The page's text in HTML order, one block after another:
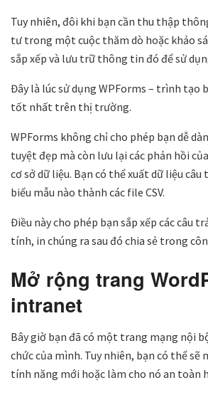
Tuy nhiên, đôi khi bạn cần thu thập
tư trong một cuộc thăm dò hoặc khảo
sắp xếp và lưu trữ thông tin đó để sử
Đây là lúc sử dụng WPForms – trình tạo
tốt nhất trên thị trường.
WPForms không chỉ cho phép bạn dễ
tuyệt đẹp mà còn lưu lại các phản hồi
cơ sở dữ liệu. Bạn có thể xuất dữ liệu
biểu mẫu nào thành các file CSV.
Điều này cho phép bạn sắp xếp các câu
tính, in chúng ra sau đó chia sẻ trong
Mở rộng trang
intranet
Bây giờ bạn đã có một trang mạng nội
chức của mình. Tuy nhiên, bạn có thể
tính năng mới hoặc làm cho nó an toàn